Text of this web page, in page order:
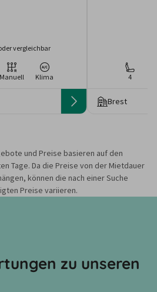
vergleichbar
Manuell Klima 4
Brest
und Preise basieren auf den
Tage. Da die Preise von der Mietdauer
können die nach einer Suche
Preise variieren.
zu unseren